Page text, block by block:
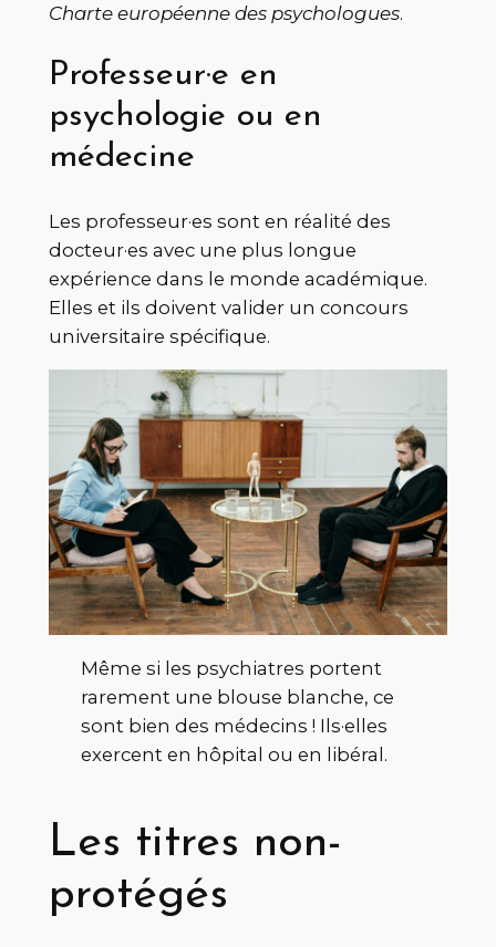
Charte européenne des psychologues.
Professeur·e en
psychologie ou en
médecine
Les professeur·es sont en réalité des
docteur·es avec une plus longue
expérience dans le monde académique.
Elles et ils doivent valider un concours
universitaire spécifique.
Même si les psychiatres portent
rarement une blouse blanche, ce
sont bien des médecins ! Ils·elles
exercent en hôpital ou en libéral.
Les titres non-
protégés